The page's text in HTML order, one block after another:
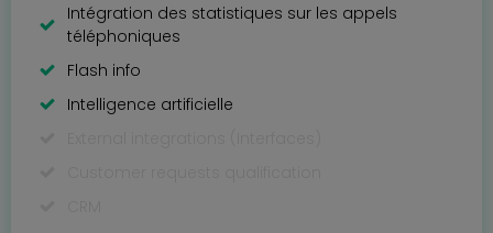
Intégration des statistiques sur les appels
téléphoniques
Flash info
Intelligence artificielle